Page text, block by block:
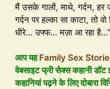
मैं उसके गालों, माथे, गर्दन,
गर्दन पर हल्का सा काटा, तो
धीरे… उफ्फ… मज़ा आ रहा है…”
आप यहFamily Sex
वेबसाइट फ्री सेक्स कहानी
कहानियां पढ़ने के लिए दोबारा